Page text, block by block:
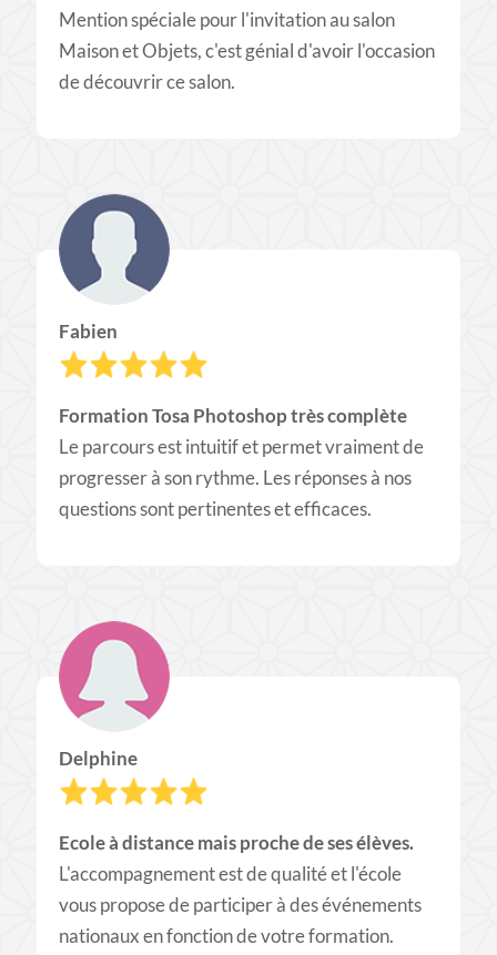
Mention spéciale pour l'invitation au salon
Maison et Objets, c'est génial d'avoir l'occasion
de découvrir ce salon.
Fabien
Formation Tosa Photoshop très complète
Le parcours est intuitif et permet vraiment de
progresser à son rythme. Les réponses à nos
questions sont pertinentes et efficaces.
Delphine
Ecole à distance mais proche de ses élèves.
L'accompagnement est de qualité et l'école
vous propose de participer à des événements
nationaux en fonction de votre formation.